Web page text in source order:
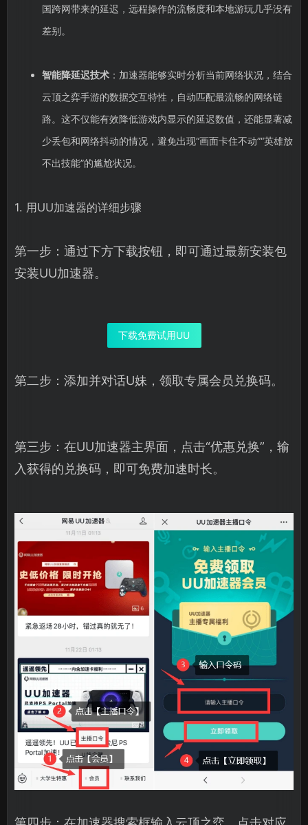
国跨网带来的延迟，远程操作的流畅度和本地游玩几乎没有
差别。
智能降延迟技术：加速器能够实时分析当前网络状况，结合
云顶之弈手游的数据交互特性，自动匹配最流畅的网络链
路。这不仅能有效降低游戏内显示的延迟数值，还能显著减
少丢包和网络抖动的情况，避免出现“画面卡住不动”“英雄放
不出技能”的尴尬状况。
1. 用UU加速器的详细步骤
第一步：通过下方下载按钮，即可通过最新安装包
安装UU加速器。
下载免费试用UU
第二步：添加并对话U妹，领取专属会员兑换码。
第三步：在UU加速器主界面，点击“优惠兑换”，输
入获得的兑换码，即可免费加速时长。